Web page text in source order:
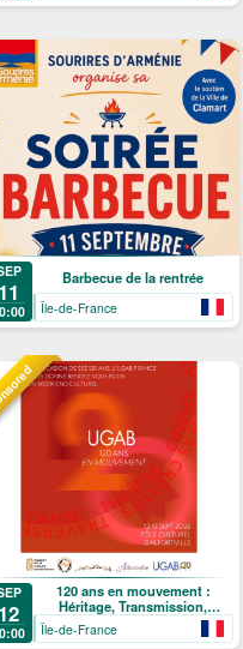
11
Barbecue de la rentrée
Île-de-France
12
120 ans en mouvement :
Héritage, Transmission,
Création
Île-de-France